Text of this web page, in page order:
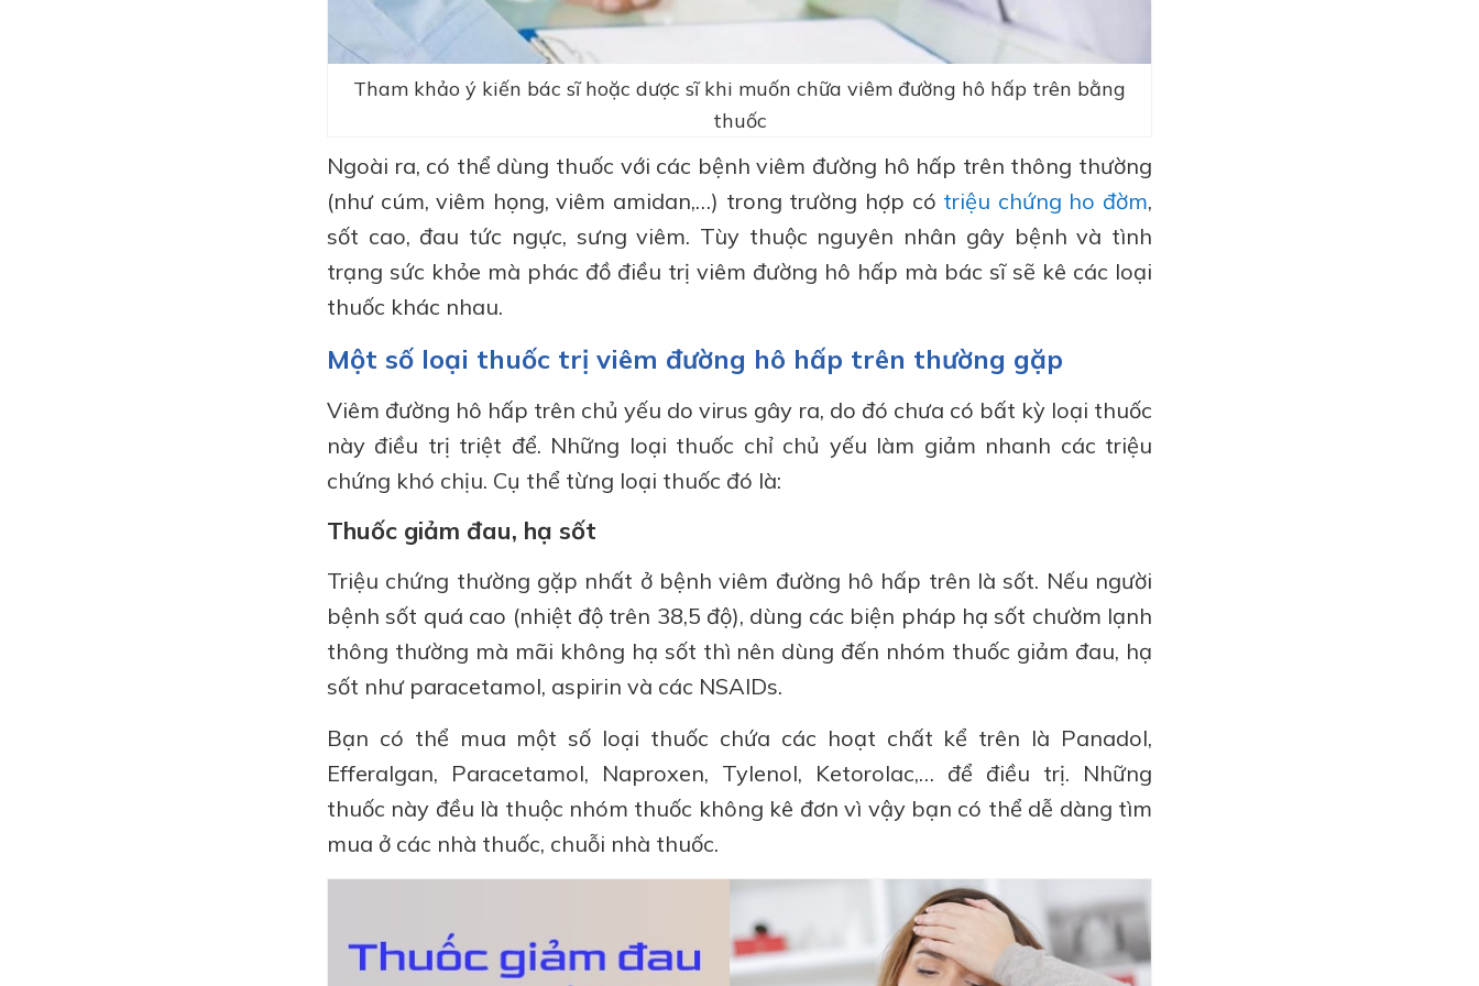
Tham khảo ý kiến bác sĩ hoặc dược sĩ khi muốn chữa viêm đường hô hấp trên bằng
thuốc
Ngoài ra, có thể dùng thuốc với các bệnh viêm đường hô hấp trên thông thường
(như cúm, viêm họng, viêm amidan,…) trong trường hợp có triệu chứng ho đờm,
sốt cao, đau tức ngực, sưng viêm. Tùy thuộc nguyên nhân gây bệnh và tình
trạng sức khỏe mà phác đồ điều trị viêm đường hô hấp mà bác sĩ sẽ kê các loại
thuốc khác nhau.
Một số loại thuốc trị viêm đường hô hấp trên thường gặp
Viêm đường hô hấp trên chủ yếu do virus gây ra, do đó chưa có bất kỳ loại thuốc
này điều trị triệt để. Những loại thuốc chỉ chủ yếu làm giảm nhanh các triệu
chứng khó chịu. Cụ thể từng loại thuốc đó là:
Thuốc giảm đau, hạ sốt
Triệu chứng thường gặp nhất ở bệnh viêm đường hô hấp trên là sốt. Nếu người
bệnh sốt quá cao (nhiệt độ trên 38,5 độ), dùng các biện pháp hạ sốt chườm lạnh
thông thường mà mãi không hạ sốt thì nên dùng đến nhóm thuốc giảm đau, hạ
sốt như paracetamol, aspirin và các NSAIDs.
Bạn có thể mua một số loại thuốc chứa các hoạt chất kể trên là Panadol,
Efferalgan, Paracetamol, Naproxen, Tylenol, Ketorolac,… để điều trị. Những
thuốc này đều là thuộc nhóm thuốc không kê đơn vì vậy bạn có thể dễ dàng tìm
mua ở các nhà thuốc, chuỗi nhà thuốc.